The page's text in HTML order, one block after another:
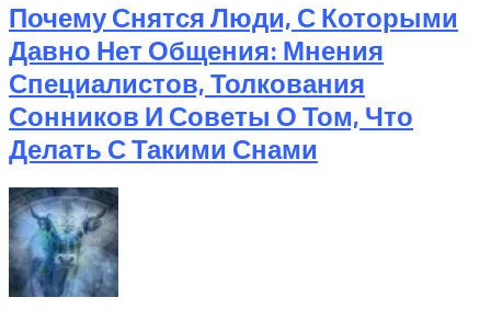
Почему Снятся Люди, С Которыми
Давно Нет Общения: Мнения
Специалистов, Толкования
Сонников И Советы О Том, Что
Делать С Такими Снами